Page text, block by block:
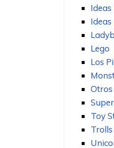
Lego
Los
Otros
Toy
Trolls